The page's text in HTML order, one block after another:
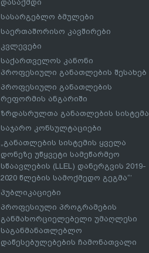
დასაქმდი
სასარგებლო ბმულები
საერთაშორისო კავშირები
კვლევები
საქართველოს კანონი
პროფესიული განათლების შესახებ
პროფესიული განათლების
რეფორმის ანგარიში
ზრდასრულთა განათლების სისტემა
საჯარო კონსულტაციები
„განათლების სისტემის ყველა
დონეზე უწყვეტი სამეწარმეო
სწაავლების (LLEL) დანერგვის 2019-
2020 წლების სამოქმედო გეგმა“’
პუბლიკაციები
პროფესიული პროგრამების
განმახორციელებელი უმაღლესი
საგანმანათლებლო
დაწესებულებების ჩამონათვალი